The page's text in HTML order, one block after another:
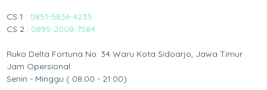
CS 1 : 0851-5836-4233
CS 2 : 0895-2008-7584
Ruko Delta Fortuna No. 34 Waru Kota Sidoarjo, Jawa Timur
Jam Opersional:
Senin - Minggu ( 08:00 - 21:00)